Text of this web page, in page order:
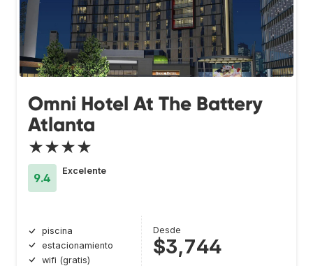
Omni Hotel At The Battery
Atlanta
★★★★
9.4
Excelente
piscina
estacionamiento
wifi (gratis)
Desde
$3,744